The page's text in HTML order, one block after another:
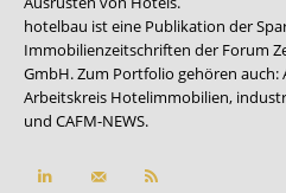
hotelbau ist eine Publikation der
Immobilienzeitschriften der Forum
GmbH. Zum Portfolio gehören auch:
Arbeitskreis Hotelimmobilien,
und CAFM-NEWS.